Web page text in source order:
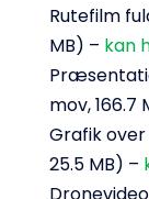
Rutefilm
MB) – kan
mov, 166.7
Grafik
25.5 MB) –